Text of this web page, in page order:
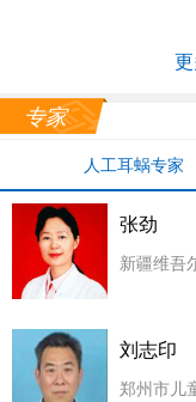
专家
人工耳蜗专家
张劲
新疆维吾
刘志印
郑州市儿